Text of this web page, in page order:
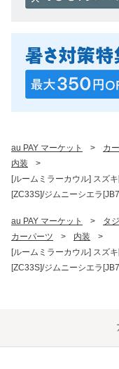
au PAY マーケット > カ
内装
>
[ルームミラーカウル] スズ
[ZC33S]/ジムニーシエラ
au PAY マーケット > タ
カーパーツ
> 内装
>
[ルームミラーカウル] スズ
[ZC33S]/ジムニーシエラ